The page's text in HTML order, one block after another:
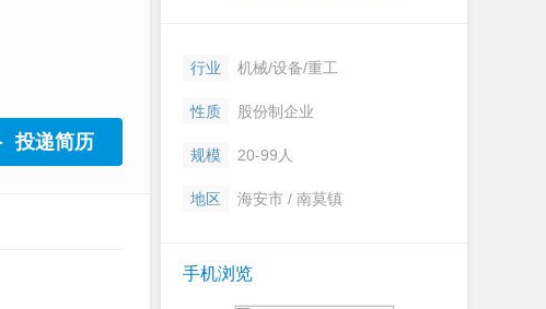
投递简历
行业 机械/设备/重工
性质 股份制企业
规模 20-99人
地区 海安市 / 南莫镇
手机浏览